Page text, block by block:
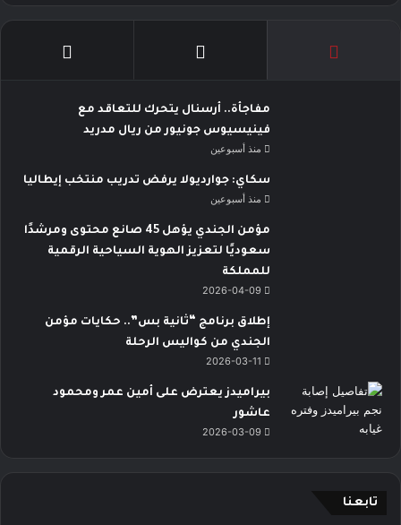
مفاجأة.. أرسنال يتحرك للتعاقد مع
فينيسيوس جونيور من ريال مدريد
منذ أسبوعين
سكاي: جوارديولا يرفض تدريب منتخب إيطاليا
منذ أسبوعين
مؤمن الجندي يؤهل 45 صانع محتوى ومرشدًا
سعوديًا لتعزيز الهوية السياحية الرقمية
للمملكة
2026-04-09
إطلاق برنامج “ثانية بس”.. حكايات مؤمن
الجندي من كواليس الرحلة
2026-03-11
بيراميدز يعترض على أمين عمر ومحمود
عاشور
2026-03-09
تابعنا